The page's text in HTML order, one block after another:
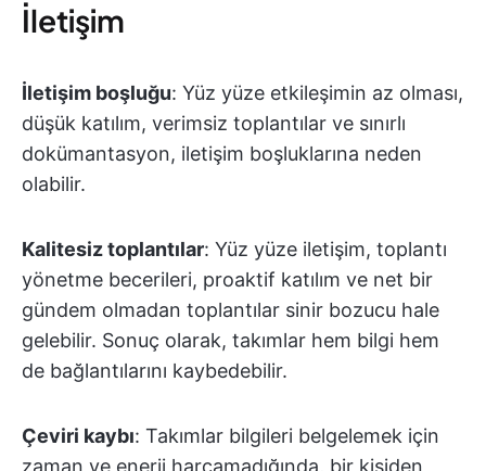
İletişim
İletişim boşluğu: Yüz yüze etkileşimin az olması,
düşük katılım, verimsiz toplantılar ve sınırlı
dokümantasyon, iletişim boşluklarına neden
olabilir.
Kalitesiz toplantılar: Yüz yüze iletişim, toplantı
yönetme becerileri, proaktif katılım ve net bir
gündem olmadan toplantılar sinir bozucu hale
gelebilir. Sonuç olarak, takımlar hem bilgi hem
de bağlantılarını kaybedebilir.
Çeviri kaybı: Takımlar bilgileri belgelemek için
zaman ve enerji harcamadığında, bir kişiden